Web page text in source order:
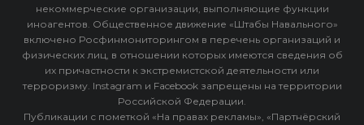
некоммерческие организации, выполняющие функции
иноагентов. Общественное движение «Штабы Навального»
включено Росфинмониторингом в перечень организаций и
физических лиц, в отношении которых имеются сведения об
их причастности к экстремистской деятельности или
терроризму. Instagram и Facebook запрещены на территории
Российской Федерации.
Публикации с пометкой «На правах рекламы», «Партнёрский